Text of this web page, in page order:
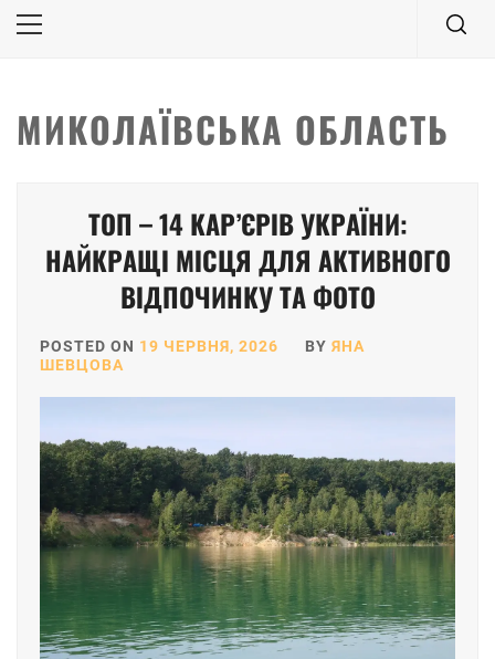
Primary
МИКОЛАЇВСЬКА ОБЛАСТЬ
ТОП – 14 КАР’ЄРІВ УКРАЇНИ:
НАЙКРАЩІ МІСЦЯ ДЛЯ АКТИВНОГО
ВІДПОЧИНКУ ТА ФОТО
POSTED ON 19 ЧЕРВНЯ, 2026 BY ЯНА
ШЕВЦОВА